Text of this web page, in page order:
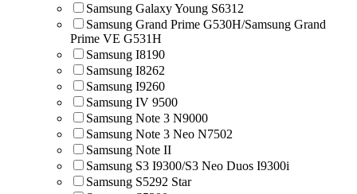
Samsung Galaxy Young S6312
Samsung Grand Prime G530H/Samsung Grand
Prime VE G531H
Samsung I8190
Samsung I8262
Samsung I9260
Samsung IV 9500
Samsung Note 3 N9000
Samsung Note 3 Neo N7502
Samsung Note II
Samsung S3 I9300/S3 Neo Duos I9300i
Samsung S5292 Star